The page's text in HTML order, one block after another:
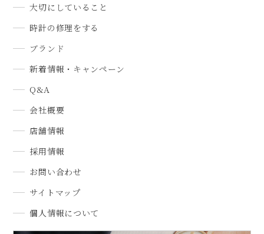
大切にしていること
時計の修理をする
ブランド
新着情報・キャンペーン
Q&A
会社概要
店舗情報
採用情報
お問い合わせ
サイトマップ
個人情報について